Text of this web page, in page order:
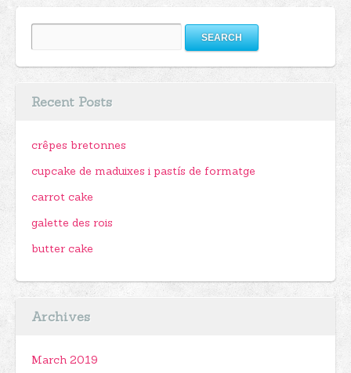
for:
Recent Posts
crêpes bretonnes
cupcake de maduixes i pastís de formatge
carrot cake
galette des rois
butter cake
Archives
March 2019